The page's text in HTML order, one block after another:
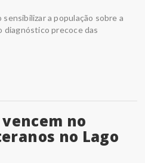
a população sobre a
diagnóstico precoce das
no
no Lago